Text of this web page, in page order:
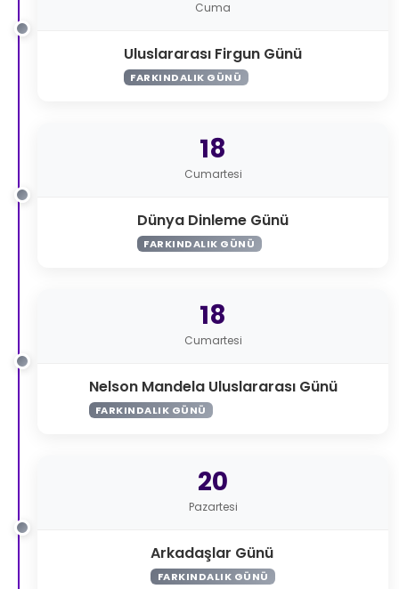
Cuma
Uluslararası Firgun Günü
FARKINDALIK GÜNÜ
18
Cumartesi
Dünya Dinleme Günü
FARKINDALIK GÜNÜ
18
Cumartesi
Nelson Mandela Uluslararası Günü
FARKINDALIK GÜNÜ
20
Pazartesi
Arkadaşlar Günü
FARKINDALIK GÜNÜ